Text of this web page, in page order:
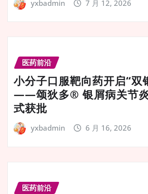
yxbadmin 7 月 12, 2026
医药前沿
小分子口服靶向药开启“双
——颂狄多® 银屑病关节
式获批
yxbadmin 6 月 16, 2026
医药前沿